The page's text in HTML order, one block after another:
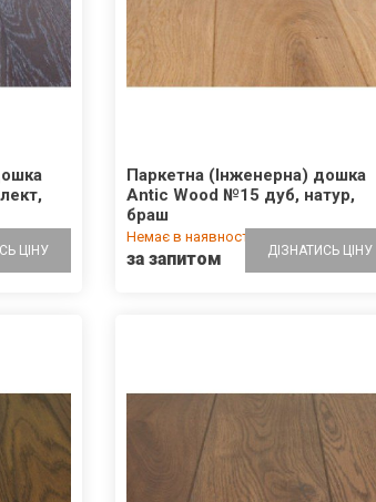
ЦІНУ
Паркетна (Інженерна) дошка
Antic Wood №15 дуб, натур,
браш
Немає в наявності
за запитом ДІЗНАТИСЬ ЦІНУ